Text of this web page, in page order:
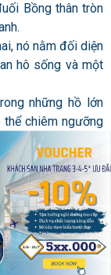
Bồng thân tròn
nó nằm đối diện
hô sống và một
những hồ lớn
thể chiêm ngưỡng
này. Trong hồ
mú, cá nhám, cá
tô điểm bằng
sinh động.
cạnh hồ sinh thái
và đồi mồi, đúng
giữ một cụ rùa